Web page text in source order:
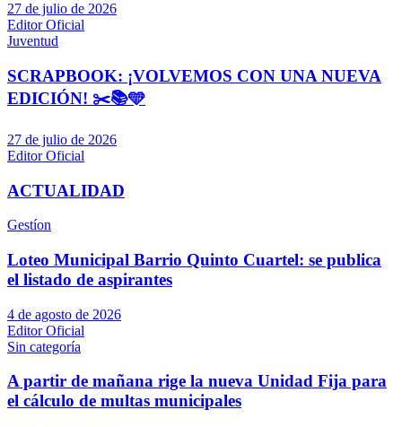
27 de julio de 2026
Editor Oficial
Juventud
SCRAPBOOK: ¡VOLVEMOS CON UNA NUEVA
EDICIÓN! ✂️📚🩵
27 de julio de 2026
Editor Oficial
ACTUALIDAD
Gestíon
Loteo Municipal Barrio Quinto Cuartel: se publica
el listado de aspirantes
4 de agosto de 2026
Editor Oficial
Sin categoría
A partir de mañana rige la nueva Unidad Fija para
el cálculo de multas municipales